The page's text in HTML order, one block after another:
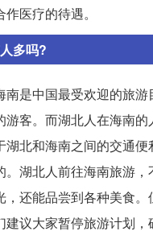
医疗的待遇。
多吗?
是中国最受欢迎的旅游
游客。而湖北人在海南的
湖北和海南之间的交通便
。湖北人前往海南旅游，
，还能品尝到各种美食。
建议大家暂停旅游计划，